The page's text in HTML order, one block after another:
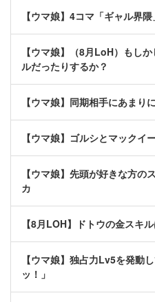
【ウマ娘】4コマ「ギャル界隈
【ウマ娘】（8月LoH）もし
ルだったりするか？
【ウマ娘】同期相手にあまり
【ウマ娘】ゴルシとマックイ
【ウマ娘】先頭が好きな方の
カ
【8月LOH】ドトウの金スキ
【ウマ娘】独占力Lv5を発動
ッ！」